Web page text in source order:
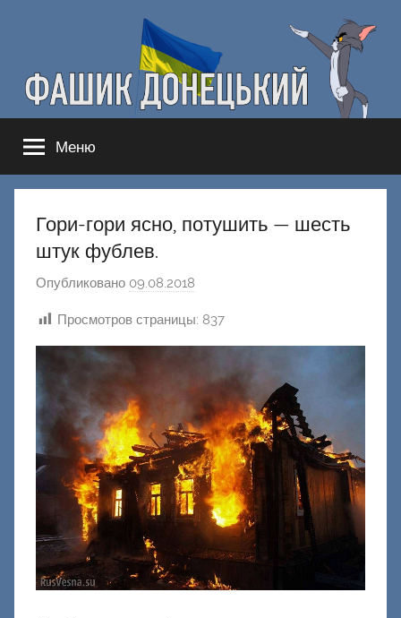
Фашик
Донецкий
гнобят
русню
Меню
Гори-гори ясно, потушить — шесть
штук фублев.
Опубликовано 09.08.2018
т
м
Ф
а
ш
и
к
Д
о
Просмотров страницы: 837